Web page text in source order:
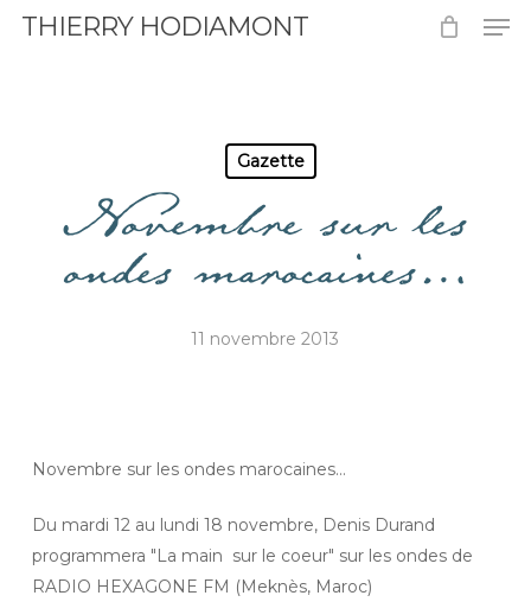
SkipTHIERRY HODIAMONT
Gazette
Novembre sur les
ondes marocaines…
11 novembre 2013
Novembre sur les ondes marocaines…
Du mardi 12 au lundi 18 novembre, Denis Durand
programmera "La main sur le coeur" sur les ondes de
RADIO HEXAGONE FM (Meknès, Maroc)